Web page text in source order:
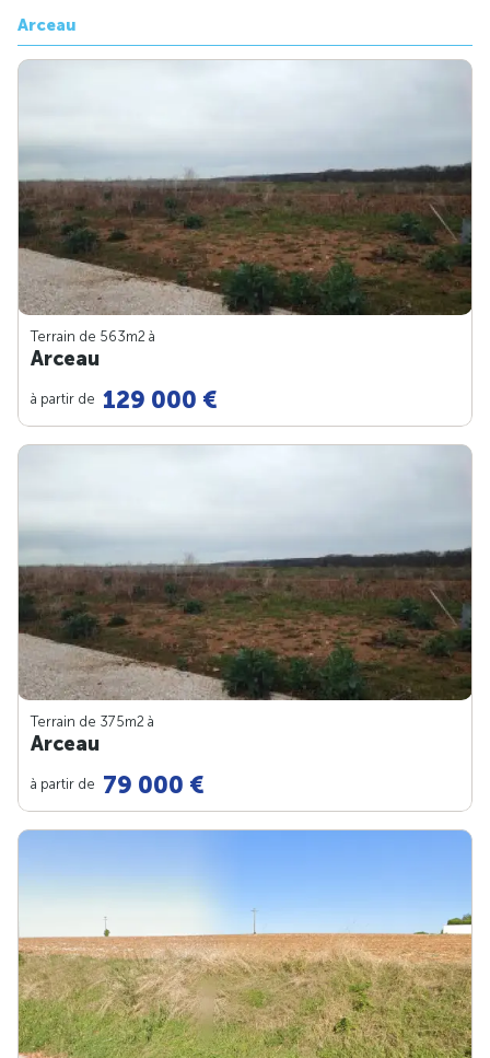
Arceau
Terrain de 563m2 à
Arceau
à partir de 129 000 €
Terrain de 375m2 à
Arceau
à partir de 79 000 €